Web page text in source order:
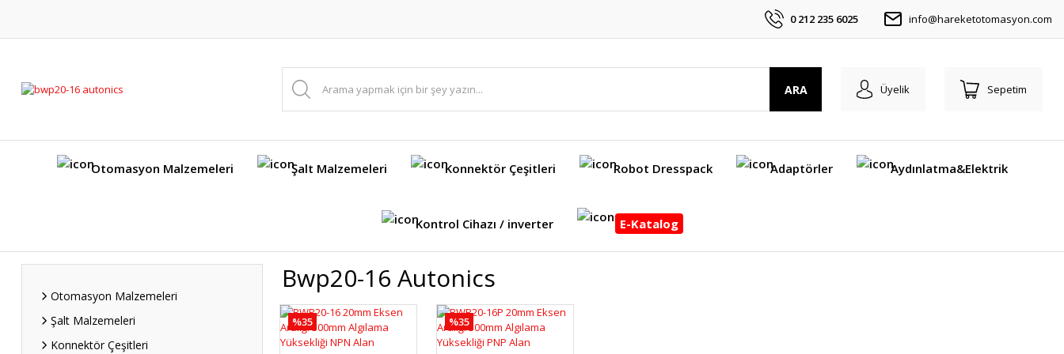
0 212 235 6025 info@hareketotomasyon.com
ARA Üyelik Sepetim
Otomasyon Malzemeleri Şalt Malzemeleri Konnektör Çeşitleri Robot Dresspack Adaptörler Aydınlatma&Elektrik
Kontrol Cihazı / inverter E-Katalog
Otomasyon Malzemeleri
Şalt Malzemeleri
Konnektör Çeşitleri
Bwp20-16 Autonics
%35 %35